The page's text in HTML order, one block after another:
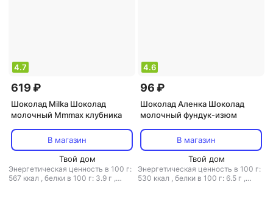
4.7
619 ₽
Шоколад Milka Шоколад
молочный Mmmax клубника
В магазин
Твой дом
Энергетическая ценность в 100 г:
567 ккал , белки в 100 г: 3.9 г ,
4.6
96 ₽
Шоколад Аленка Шоколад
молочный фундук-изюм
В магазин
Твой дом
Энергетическая ценность в 100 г:
530 ккал , белки в 100 г: 6.5 г ,